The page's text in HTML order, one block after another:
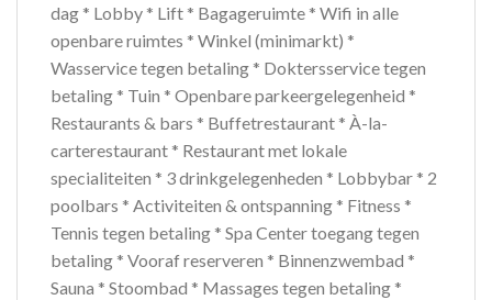
dag * Lobby * Lift * Bagageruimte * Wifi in alle
openbare ruimtes * Winkel (minimarkt) *
Wasservice tegen betaling * Doktersservice tegen
betaling * Tuin * Openbare parkeergelegenheid *
Restaurants & bars * Buffetrestaurant * À-la-
carterestaurant * Restaurant met lokale
specialiteiten * 3 drinkgelegenheden * Lobbybar * 2
poolbars * Activiteiten & ontspanning * Fitness *
Tennis tegen betaling * Spa Center toegang tegen
betaling * Vooraf reserveren * Binnenzwembad *
Sauna * Stoombad * Massages tegen betaling *